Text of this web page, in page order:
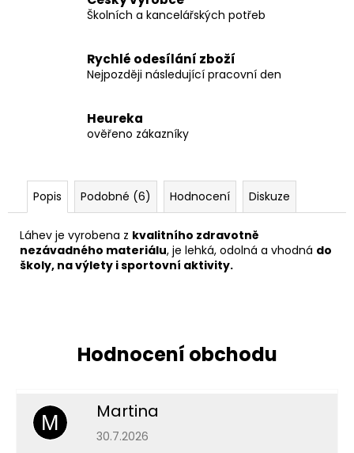
Školních a kancelářských potřeb
Rychlé odesílání zboží
Nejpozději následující pracovní den
Heureka
ověřeno zákazníky
Popis Podobné (6) Hodnocení Diskuze
Láhev je vyrobena z kvalitního zdravotně
nezávadného materiálu, je lehká, odolná a vhodná do
školy, na výlety i sportovní aktivity.
M Martina
Hodnocení obchodu je 5 z 5 hvězdiček.
30.7.2026